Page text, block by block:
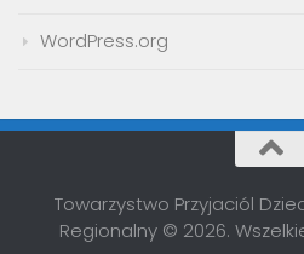
WordPress.org
Towarzystwo Przyjaciól
Regionalny © 2026.